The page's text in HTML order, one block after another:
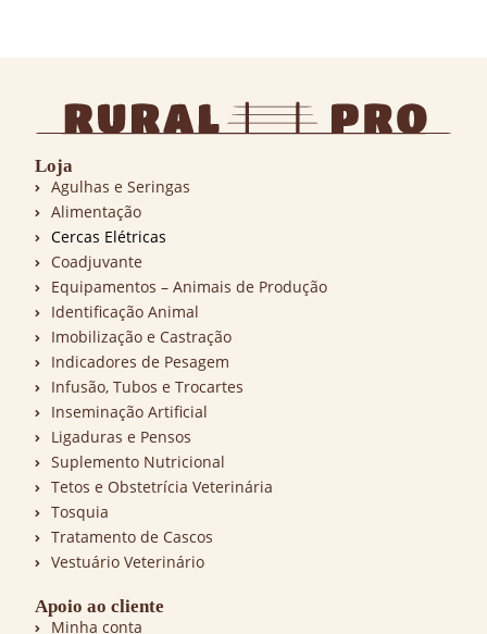
Loja
Agulhas e Seringas
Alimentação
Cercas Elétricas
Coadjuvante
Equipamentos – Animais de Produção
Identificação Animal
Imobilização e Castração
Indicadores de Pesagem
Infusão, Tubos e Trocartes
Inseminação Artificial
Ligaduras e Pensos
Suplemento Nutricional
Tetos e Obstetrícia Veterinária
Tosquia
Tratamento de Cascos
Vestuário Veterinário
Apoio ao cliente
Minha conta